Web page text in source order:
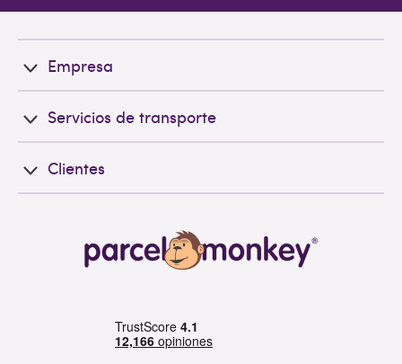
Empresa
Servicios de transporte
Clientes